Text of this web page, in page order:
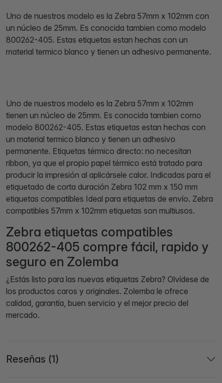
Uno de nuestros modelo es la Zebra 57mm x 102mm con
un núcleo de 25mm. Es conocida tambien como modelo
800262-405. Estas etiquetas estan hechas con un
material termico blanco y tienen un adhesivo permanente.
Uno de nuestros modelo es la Zebra 57mm x 102mm
tienen un núcleo de 25mm. Es conocida tambien como
modelo 800262-405. Estas etiquetas estan hechas con
un material termico blanco y tienen un adhesivo
permanente. Etiquetas térmico directo: no necesitan
ribbon, ya que el propio papel térmico está tratado para
producir la impresión al aplicársele calor. Indicadas para el
etiquetado de corta duración Zebra 102 mm x 150 mm
etiquetas compatibles Ideal para etiquetas de envío. Zebra
compatibles 57mm x 102mm etiquetas son multiusos.
Zebra etiquetas compatibles
800262-405 compre fácil, rapido y
seguro en Zolemba
¿Estás listo para las nuevas etiquetas Zebra? Olvídese de
los productos caros y originales. Zolemba le ofrece
calidad, garantía, buen servicio y el mejor precio del
mercado.
Reseñas (1)